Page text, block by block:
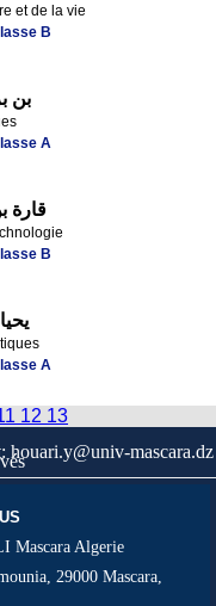
et de la vie
B
بن
A
قارة
B
A
12 13
houari.y@univ-mascara.dz
Mascara Algerie
29000 Mascara,